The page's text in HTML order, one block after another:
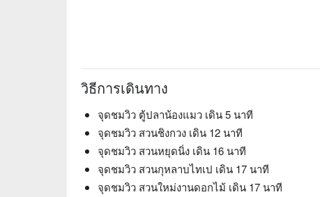
วิธีการเดินทาง
จุดชมวิว ตู้ปลาน้องแมว เดิน 5 นาที
จุดชมวิว สวนชิงกวง เดิน 12 นาที
จุดชมวิว สวนหยุดนิ่ง เดิน 16 นาที
จุดชมวิว สวนกุหลาบไทเป เดิน 17 นาที
จุดชมวิว สวนใหม่งานดอกไม้ เดิน 17 นาที